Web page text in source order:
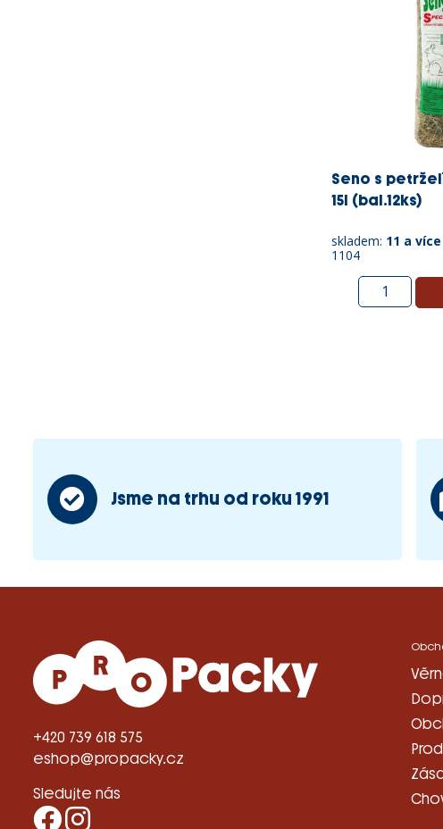
Seno s
15l (bal.12ks)
skladem: 11 a
1104
Jsme na trhu od roku 1991
+420 739 618 575
eshop@propacky.cz
Sledujte nás